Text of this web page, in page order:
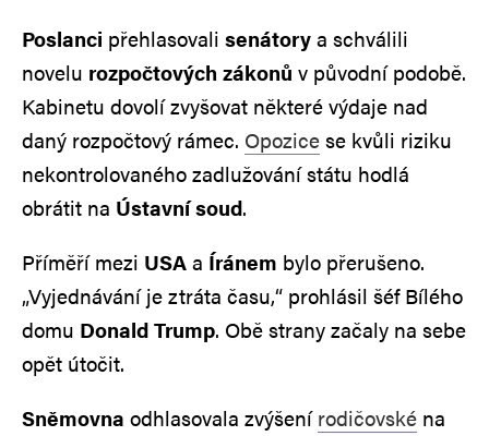
Poslanci přehlasovali senátorya schválili
novelu rozpočtových zákonů v původní podobě.
Kabinetu dovolí zvyšovat některé výdaje nad
daný rozpočtový rámec. Opozicese kvůli riziku
nekontrolovaného zadlužování státu hodlá
obrátit na Ústavní soud.
Příměří mezi USAa Íránem bylo přerušeno.
„Vyjednávání je ztráta času,“ prohlásil šéf Bílého
domu Donald Trump. Obě strany začaly na sebe
opět útočit.
Sněmovna odhlasovala zvýšenírodičovské na